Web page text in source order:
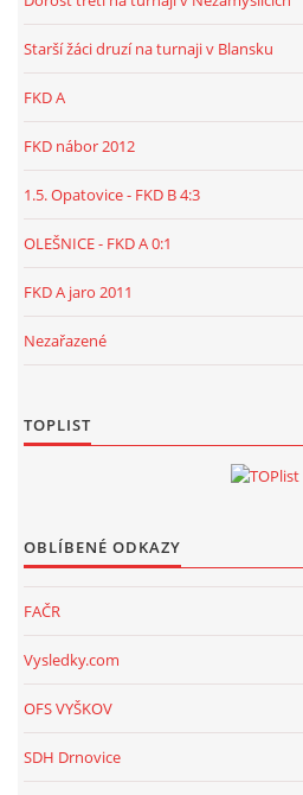
Starší žáci druzí na turnaji v Blansku
FKD A
FKD nábor 2012
1.5. Opatovice - FKD B 4:3
OLEŠNICE - FKD A 0:1
FKD A jaro 2011
Nezařazené
TOPLIST
OBLÍBENÉ ODKAZY
FAČR
Vysledky.com
OFS VYŠKOV
SDH Drnovice